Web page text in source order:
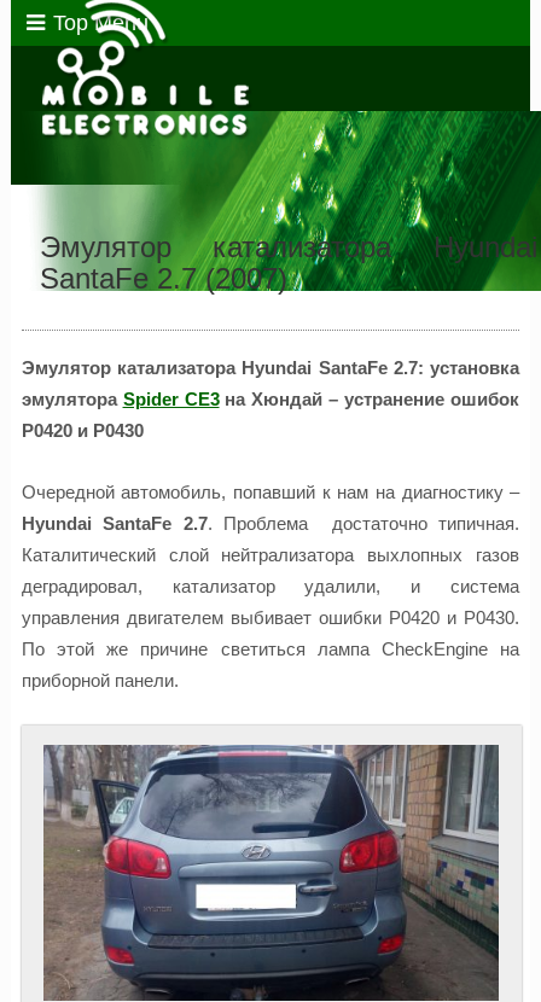
Top Menu
Эмулятор катализатора Hyundai
SantaFe 2.7 (2007)
Эмулятор катализатора Hyundai SantaFe 2.7: установка
эмулятора Spider CE3на Хюндай – устранение ошибок
P0420 и P0430
Очередной автомобиль, попавший к нам на диагностику –
Hyundai SantaFe 2.7. Проблема достаточно типичная.
Каталитический слой нейтрализатора выхлопных газов
деградировал, катализатор удалили, и система
управления двигателем выбивает ошибки P0420 и P0430.
По этой же причине светиться лампа CheckEngine на
приборной панели.